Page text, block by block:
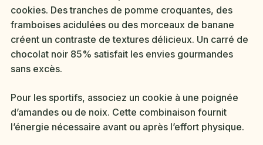
cookies. Des tranches de pomme croquantes, des
framboises acidulées ou des morceaux de banane
créent un contraste de textures délicieux. Un carré de
chocolat noir 85% satisfait les envies gourmandes
sans excès.
Pour les sportifs, associez un cookie à une poignée
d’amandes ou de noix. Cette combinaison fournit
l’énergie nécessaire avant ou après l’effort physique.